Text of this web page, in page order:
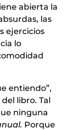
abierta la
las
ejercicios
lo
entiendo”,
libro. Tal
ninguna
Porque